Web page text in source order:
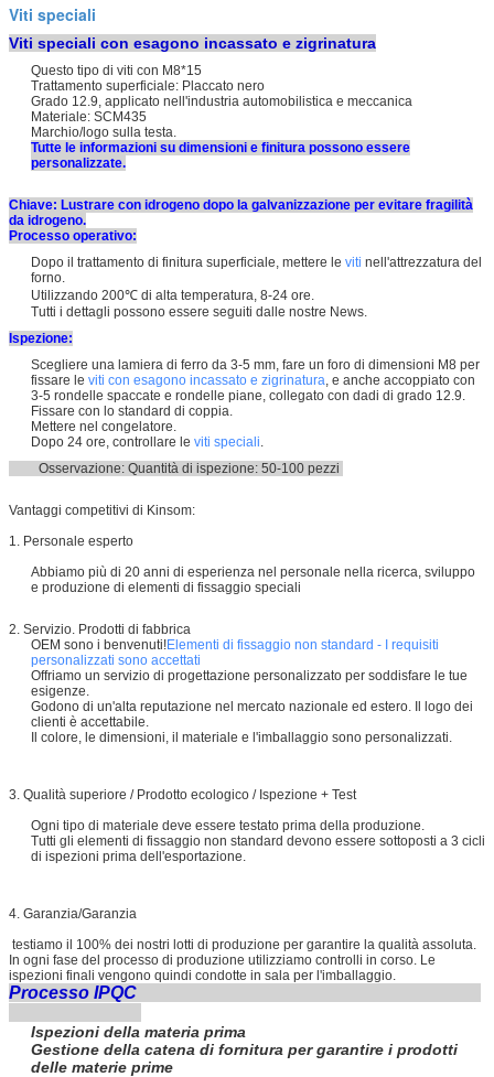
Viti speciali
Viti speciali con esagono incassato e zigrinatura
Questo tipo di viti con M8*15
Trattamento superficiale: Placcato nero
Grado 12.9, applicato nell'industria automobilistica e meccanica
Materiale: SCM435
Marchio/logo sulla testa.
Tutte le informazioni su dimensioni e finitura possono essere
personalizzate.
Chiave: Lustrare con idrogeno dopo la galvanizzazione per evitare fragilità
da idrogeno.
Processo operativo:
Dopo il trattamento di finitura superficiale, mettere le viti nell'attrezzatura del
forno.
Utilizzando 200℃ di alta temperatura, 8-24 ore.
Tutti i dettagli possono essere seguiti dalle nostre News.
Ispezione:
Scegliere una lamiera di ferro da 3-5 mm, fare un foro di dimensioni M8 per
fissare le viti con esagono incassato e zigrinatura, e anche accoppiato con
3-5 rondelle spaccate e rondelle piane, collegato con dadi di grado 12.9.
Fissare con lo standard di coppia.
Mettere nel congelatore.
Dopo 24 ore, controllare le viti speciali.
Osservazione: Quantità di ispezione: 50-100 pezzi
Vantaggi competitivi di Kinsom:
1. Personale esperto
Abbiamo più di 20 anni di esperienza nel personale nella ricerca, sviluppo
e produzione di elementi di fissaggio speciali
2. Servizio. Prodotti di fabbrica
OEM sono i benvenuti!Elementi di fissaggio non standard - I requisiti
personalizzati sono accettati
Offriamo un servizio di progettazione personalizzato per soddisfare le tue
esigenze.
Godono di un'alta reputazione nel mercato nazionale ed estero. Il logo dei
clienti è accettabile.
Il colore, le dimensioni, il materiale e l'imballaggio sono personalizzati.
3. Qualità superiore / Prodotto ecologico / Ispezione + Test
Ogni tipo di materiale deve essere testato prima della produzione.
Tutti gli elementi di fissaggio non standard devono essere sottoposti a 3 cicli
di ispezioni prima dell'esportazione.
4. Garanzia/Garanzia
testiamo il 100% dei nostri lotti di produzione per garantire la qualità assoluta.
In ogni fase del processo di produzione utilizziamo controlli in corso. Le
ispezioni finali vengono quindi condotte in sala per l'imballaggio.
Processo IPQC
Ispezioni della materia prima
Gestione della catena di fornitura per garantire i prodotti
delle materie prime